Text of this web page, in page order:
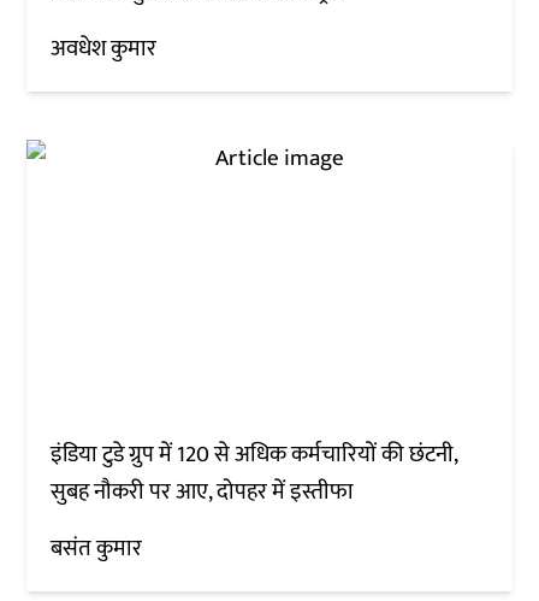
अवधेश कुमार
इंडिया टुडे ग्रुप में 120 से अधिक कर्मचारियों की छंटनी,
सुबह नौकरी पर आए, दोपहर में इस्तीफा
बसंत कुमार